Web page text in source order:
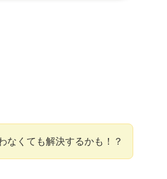
なくても解決するかも！？